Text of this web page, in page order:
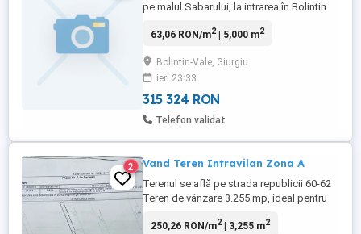
pe malul Sabarului, la intrarea în Bolintin
trecut in intravilan(s-a construit deja în
63,06 RON/m2| 5,000 m2
Bolintin-Vale, Giurgiu
ieri 23:33
315 324 RON
Telefon validat
2 Vand Teren Intravilan Zona A
Terenul se află pe strada republicii 60-62
Teren de vânzare 3.255 mp, ideal pentru
DESCHIDERE !! STRADA REPUBLICII +
250,26 RON/m2| 3,255 m2